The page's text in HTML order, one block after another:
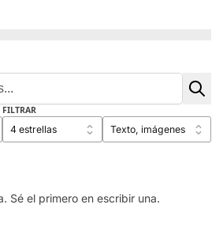
FILTRAR
Sé el primero en escribir una.